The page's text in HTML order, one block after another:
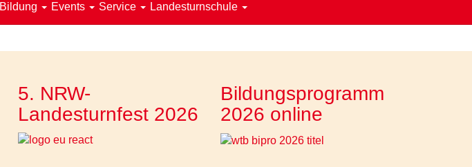
Bildung Events Service Landesturnschule
5. NRW-
Landesturnfest 2026
Bildungsprogramm
2026 online